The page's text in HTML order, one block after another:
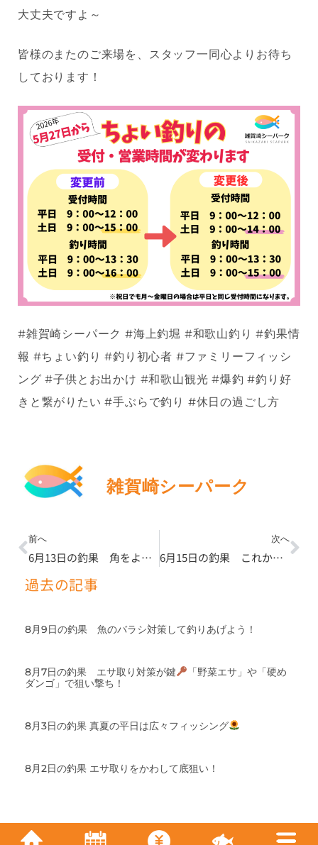
大丈夫ですよ～
皆様のまたのご来場を、スタッフ一同心よりお待ち
しております！
#雑賀崎シーパーク #海上釣堀 #和歌山釣り #釣果情
報 #ちょい釣り #釣り初心者 #ファミリーフィッシ
ング #子供とお出かけ #和歌山観光 #爆釣 #釣り好
きと繋がりたい #手ぶらで釣り #休日の過ごし方
雑賀崎シーパーク
Prev
前へ
6月13日の釣果 角をよーく見て釣果UP
次へ
6月15日の釣果 これからの季節、偏向グラス🕶
過去の記事
8月9日の釣果 魚のバラシ対策して釣りあげよう！
8月7日の釣果 エサ取り対策が鍵
「野菜エサ」や「硬め
ダンゴ」で狙い撃ち！
8月3日の釣果 真夏の平日は広々フィッシング
8月2日の釣果 エサ取りをかわして底狙い！